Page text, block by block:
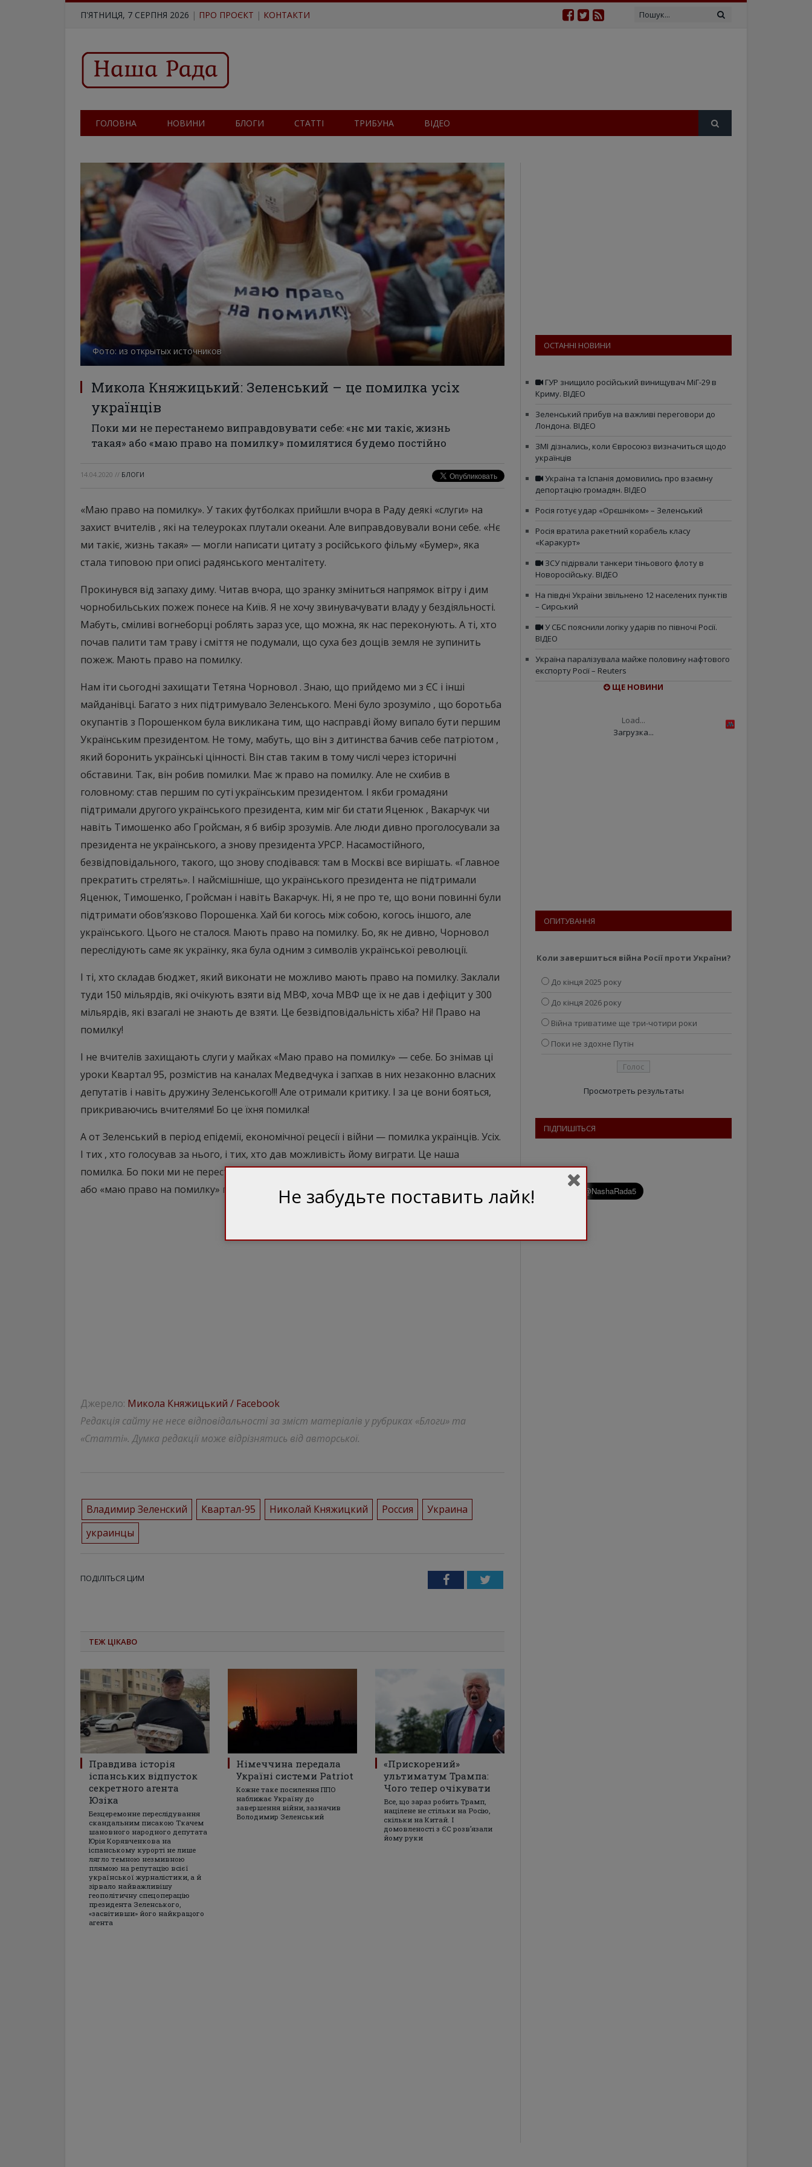
П'ЯТНИЦЯ, 7 СЕРПНЯ 2026 | ПРО ПРОЄКТ | КОНТАКТИ
ГОЛОВНА НОВИНИ БЛОГИ СТАТТІ ТРИБУНА ВІДЕО
Фото: из открытых источников
Микола Княжицький: Зеленський – це помилка усіх
українців
Поки ми не перестанемо виправдовувати себе: «нє ми такіє, жизнь
такая» або «маю право на помилку» помилятися будемо постійно
14.04.2020 // БЛОГИ
«Маю право на помилку». У таких футболках прийшли вчора в Раду деякі «слуги» на
захист вчителів , які на телеуроках плутали океани. Але виправдовували вони себе. «Нє
ми такіє, жизнь такая» — могли написати цитату з російського фільму «Бумер», яка
стала типовою при описі радянського менталітету.
Прокинувся від запаху диму. Читав вчора, що зранку зміниться напрямок вітру і дим
чорнобильських пожеж понесе на Київ. Я не хочу звинувачувати владу у бездіяльності.
Мабуть, сміливі вогнеборці роблять зараз усе, що можна, як нас переконують. А ті, хто
почав палити там траву і сміття не подумали, що суха без дощів земля не зупинить
пожеж. Мають право на помилку.
Нам іти сьогодні захищати Тетяна Чорновол . Знаю, що прийдемо ми з ЄС і інші
майданівці. Багато з них підтримувало Зеленського. Мені було зрозуміло , що боротьба
окупантів з Порошенком була викликана тим, що насправді йому випало бути першим
Українським президентом. Не тому, мабуть, що він з дитинства бачив себе патріотом ,
який боронить українські цінності. Він став таким в тому числі через історичні
обставини. Так, він робив помилки. Має ж право на помилку. Але не схибив в
головному: став першим по суті українським президентом. І якби громадяни
підтримали другого українського президента, ким міг би стати Яценюк , Вакарчук чи
навіть Тимошенко або Гройсман, я б вибір зрозумів. Але люди дивно проголосували за
президента не українського, а знову президента УРСР. Насамостійного,
безвідповідального, такого, що знову сподівався: там в Москві все вирішать. «Главное
прекратить стрелять». І найсмішніше, що українського президента не підтримали
Яценюк, Тимошенко, Гройсман і навіть Вакарчук. Ні, я не про те, що вони повинні були
підтримати обов’язково Порошенка. Хай би когось між собою, когось іншого, але
українського. Цього не сталося. Мають право на помилку. Бо, як не дивно, Чорновол
переслідують саме як українку, яка була одним з символів української революції.
І ті, хто складав бюджет, який виконати не можливо мають право на помилку. Заклали
туди 150 мільярдів, які очікують взяти від МВФ, хоча МВФ ще їх не дав і дефіцит у 300
мільярдів, які взагалі не знають де взяти. Це безвідповідальність хіба? Ні! Право на
помилку!
І не вчителів захищають слуги у майках «Маю право на помилку» — себе. Бо знімав ці
уроки Квартал 95, розмістив на каналах Медведчука і запхав в них незаконно власних
депутатів і навіть дружину Зеленського!!! Але отримали критику. І за це вони бояться,
прикриваючись вчителями! Бо це їхня помилка!
А от Зеленський в період епідемії, економічної рецесії і війни — помилка українців. Усіх.
І тих , хто голосував за нього, і тих, хто дав можливість йому виграти. Це наша
помилка. Бо поки ми не перестанемо виправдовувати себе: «нє ми такіє, жизнь такая»
або «маю право на помилку» помилятися будемо постійно.
Джерело: Микола Княжицький / Facebook
Редакція сайту не несе відповідальності за зміст матеріалів у рубриках «Блоги» та
«Статті». Думка редакції може відрізнятись від авторської.
Владимир Зеленский Квартал-95 Николай Княжицкий Россия
Украина
украинцы
ПОДІЛІТЬСЯ ЦИМ FacebookTwitter
ТЕЖ ЦІКАВО
Правдива історія
іспанських відпусток
секретного агента
Юзіка
Безцеремонне переслідування
скандальним писакою Ткачем
шановного народного депутата
Юрія Корявченкова на
іспанському курорті не лише
лягло темною незмивною
плямою на репутацію всієї
української журналістики, а й
зірвало найважливішу
геополітичну спецоперацію
президента Зеленського,
«засвітивши» його найкращого
агента
Німеччина передала
Україні системи Patriot
Кожне таке посилення ППО
наближає Україну до
завершення війни, зазначив
Володимир Зеленський
«Прискорений»
ультиматум Трампа:
Чого тепер очікувати
Все, що зараз робить Трамп,
націлене не стільки на Росію,
скільки на Китай. І
домовленості з ЄС розвʼязали
йому руки
ОСТАННІ НОВИНИ
ГУР знищило російський винищувач МіГ-29 в
Криму. ВІДЕО
Зеленський прибув на важливі переговори до
Лондона. ВІДЕО
ЗМІ дізнались, коли Євросоюз визначиться щодо
українців
Україна та Іспанія домовились про взаємну
депортацію громадян. ВІДЕО
Росія готує удар «Орєшніком» – Зеленський
Росія вратила ракетний корабель класу
«Каракурт»
ЗСУ підірвали танкери тіньового флоту в
Новоросійську. ВІДЕО
На півдні України звільнено 12 населених пунктів
– Сирський
У СБС пояснили логіку ударів по півночі Росії.
ВІДЕО
Україна паралізувала майже половину нафтового
експорту Росії – Reuters
ЩЕ НОВИНИ
Load...
Загрузка...
ОПИТУВАННЯ
Коли завершиться війна Росії проти України?
До кінця 2025 року
До кінця 2026 року
Війна триватиме ще три-чотири роки
Поки не здохне Путін
Просмотреть результаты
ПІДПИШІТЬСЯ
Не забудьте поставить лайк!